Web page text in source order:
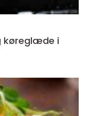
køreglæde i